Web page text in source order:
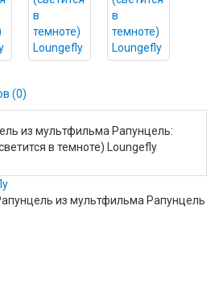
(0)
из мультфильма Рапунцель:
в темноте) Loungefly
из мультфильма Рапунцель